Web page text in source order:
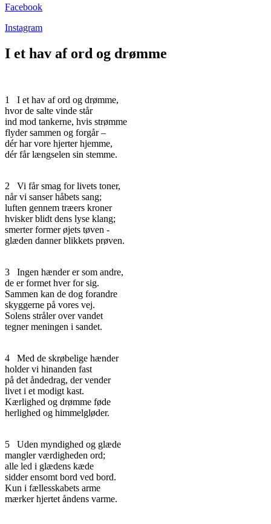
Facebook
Instagram
I et hav af ord og drømme
1
I et hav af ord og drømme,
hvor de salte vinde står
ind mod tankerne, hvis strømme
flyder sammen og forgår –
dér har vore hjerter hjemme,
dér får længselen sin stemme.
2
Vi får smag for livets toner,
når vi sanser håbets sang;
luften gennem træers kroner
hvisker blidt dens lyse klang;
smerter former øjets tøven -
glæden danner blikkets prøven.
3
Ingen hænder er som andre,
de er formet hver for sig.
Sammen kan de dog forandre
skyggerne på vores vej.
Solens stråler over vandet
tegner meningen i sandet.
4
Med de skrøbelige hænder
holder vi hinanden fast
på det åndedrag, der vender
livet i et modigt kast.
Kærlighed og drømme føde
herlighed og himmelgløder.
5
Uden myndighed og glæde
mangler værdigheden ord;
alle led i glædens kæde
sidder ensomt bord ved bord.
Kun i fællesskabets arme
mærker hjertet åndens varme.